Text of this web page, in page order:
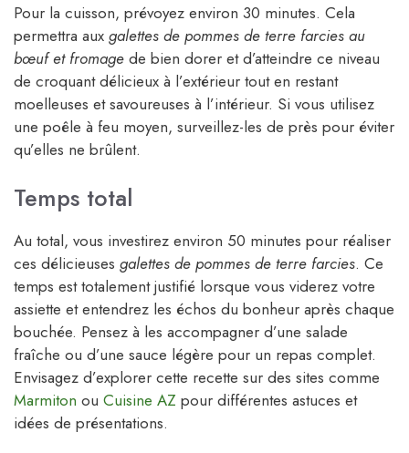
Pour la cuisson, prévoyez environ 30 minutes. Cela
permettra aux galettes de pommes de terre farcies au
bœuf et fromage de bien dorer et d’atteindre ce niveau
de croquant délicieux à l’extérieur tout en restant
moelleuses et savoureuses à l’intérieur. Si vous utilisez
une poêle à feu moyen, surveillez-les de près pour éviter
qu’elles ne brûlent.
Temps total
Au total, vous investirez environ 50 minutes pour réaliser
ces délicieuses galettes de pommes de terre farcies. Ce
temps est totalement justifié lorsque vous viderez votre
assiette et entendrez les échos du bonheur après chaque
bouchée. Pensez à les accompagner d’une salade
fraîche ou d’une sauce légère pour un repas complet.
Envisagez d’explorer cette recette sur des sites comme
Marmiton ou Cuisine AZ pour différentes astuces et
idées de présentations.